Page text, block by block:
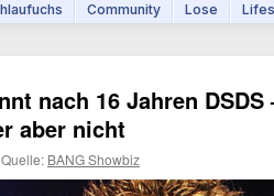
Community Lose
nach 16 Jahren
aber nicht
Quelle: BANG Showbiz